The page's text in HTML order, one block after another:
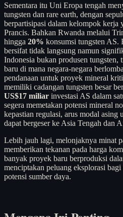
Sementara itu Uni Eropa tengah
tungsten dan rare earth, dengan
berpartisipasi dalam kelompok kerja
Prancis. Bahkan Rwanda melalui
hingga 20% konsumsi tungsten AS.
bersifat tidak langsung namun
Indonesia bukan produsen tungsten,
baru di mana negara-negara
pendanaan untuk proyek mineral
memiliki cadangan tungsten besar
US$17 miliar investasi AS dalam
segera memetakan potensi mineral
kepastian regulasi, arus modal asing
dapat bergeser ke Asia Tengah dan
Lebih jauh lagi, melonjaknya minat
memberikan tekanan pada harga
banyak proyek baru berproduksi
menciptakan peluang eksplorasi
potensi sumber daya.